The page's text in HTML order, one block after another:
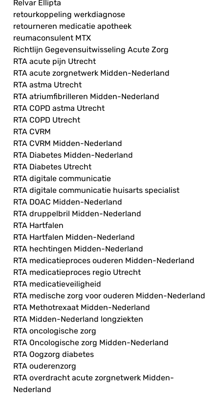
Relvar Ellipta
retourkoppeling werkdiagnose
retourneren medicatie apotheek
reumaconsulent MTX
Richtlijn Gegevensuitwisseling Acute Zorg
RTA acute pijn Utrecht
RTA acute zorgnetwerk Midden-Nederland
RTA astma Utrecht
RTA atriumfibrilleren Midden-Nederland
RTA COPD astma Utrecht
RTA COPD Utrecht
RTA CVRM
RTA CVRM Midden-Nederland
RTA Diabetes Midden-Nederland
RTA Diabetes Utrecht
RTA digitale communicatie
RTA digitale communicatie huisarts specialist
RTA DOAC Midden-Nederland
RTA druppelbril Midden-Nederland
RTA Hartfalen
RTA Hartfalen Midden-Nederland
RTA hechtingen Midden-Nederland
RTA medicatieproces ouderen Midden-Nederland
RTA medicatieproces regio Utrecht
RTA medicatieveiligheid
RTA medische zorg voor ouderen Midden-Nederland
RTA Methotrexaat Midden-Nederland
RTA Midden-Nederland longziekten
RTA oncologische zorg
RTA Oncologische zorg Midden-Nederland
RTA Oogzorg diabetes
RTA ouderenzorg
RTA overdracht acute zorgnetwerk Midden-
Nederland